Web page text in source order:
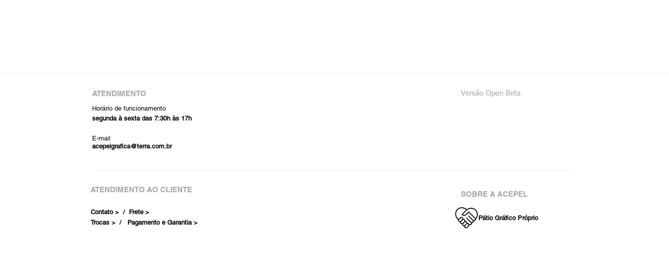
ATENDIMENTO
Versão Open Beta
Horário de funcionamento
segunda à sexta das 7:30h às 17h
E-mail
acepelgrafica@terra.com.br
ATENDIMENTO AO CLIENTE
Contato > / Frete >
Trocas > / Pagamento e Garantia >
SOBRE A ACEPEL
Pátio Gráfico Próprio